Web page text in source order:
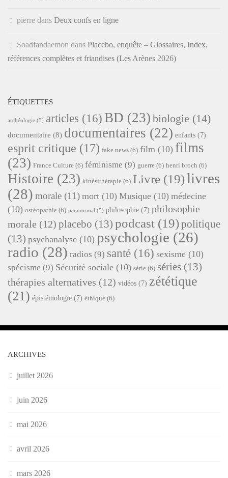
pierre dans Deux confs en ligne
Soadfandaemon dans Placebo, enquête – Glossaires, Index,
références complètes et friandises (Les Arènes 2026)
ÉTIQUETTES
archéologie (5) articles (16) BD (23) biologie (14)
documentaire (8) documentaires (22) enfants (7)
esprit critique (17) fake news (6) film (10) films
(23) France Culture (6) féminisme (9) guerre (6) henri broch (6)
Histoire (23) kinésithérapie (6) Livre (19)livres
(28) morale (11) mort (10) Musique (10) médecine
(10) ostéopathie (6) paranormal (5) philosophie (7) philosophie
morale (12) placebo (13) podcast (19)politique
(13) psychanalyse (10) psychologie (26)
radio (28) radios (9) santé (16) sexisme (10)
spécisme (9) Sécurité sociale (10) série (6) séries (13)
thérapies alternatives (12) vidéos (7) zététique
(21) épistémologie (7) éthique (6)
ARCHIVES
juillet 2026
juin 2026
mai 2026
avril 2026
mars 2026